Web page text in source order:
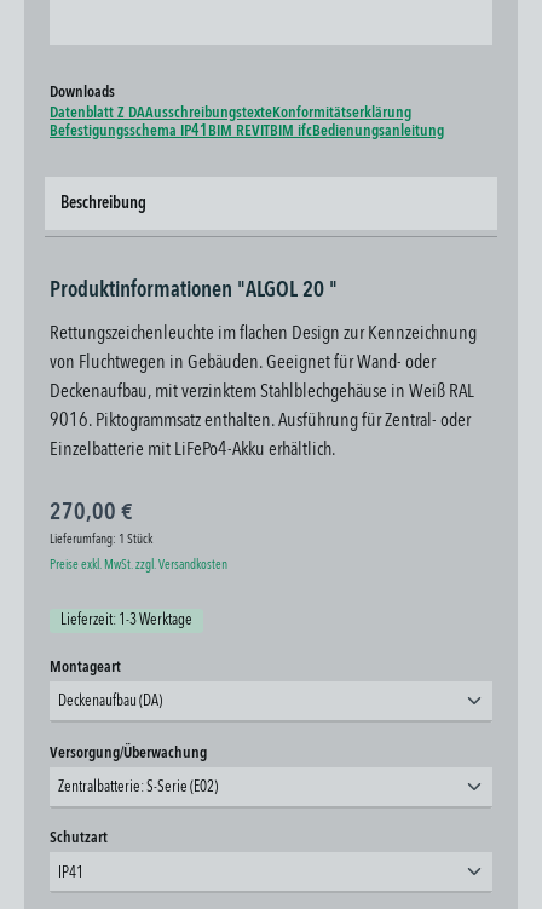
Downloads
Datenblatt Z DAAusschreibungstexteKonformitätserklärung
Befestigungsschema IP41 BIM REVITBIM ifcBedienungsanleitung
Beschreibung
Produktinformationen "ALGOL 20 "
Rettungszeichenleuchte im flachen Design zur Kennzeichnung
von Fluchtwegen in Gebäuden. Geeignet für Wand- oder
Deckenaufbau, mit verzinktem Stahlblechgehäuse in Weiß RAL
9016. Piktogrammsatz enthalten. Ausführung für Zentral- oder
Einzelbatterie mit LiFePo4-Akku erhältlich.
270,00 €
Lieferumfang: 1 Stück
Preise exkl. MwSt. zzgl. Versandkosten
Lieferzeit: 1-3 Werktage
Montageartauswählen
Deckenaufbau (DA)
Versorgung/Überwachungauswählen
Zentralbatterie: S-Serie (E02)
Schutzartauswählen
IP41